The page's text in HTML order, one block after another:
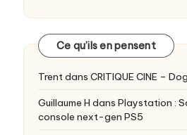
Ce qu’ils en pensent
Trentdans CRITIQUE CINE –
Guillaume H dans Playstation :
console next-gen PS5